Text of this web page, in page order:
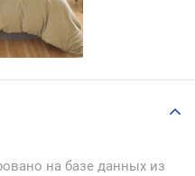
на базе данных из